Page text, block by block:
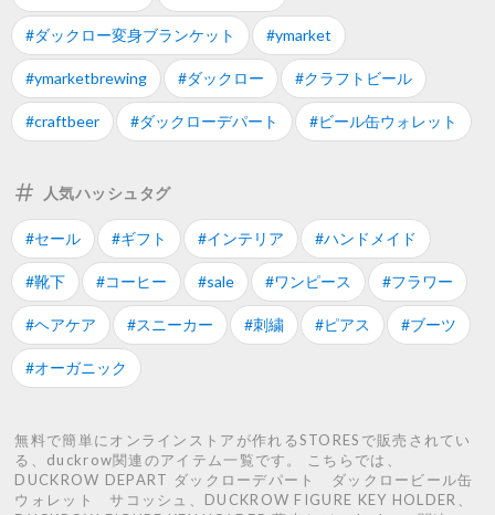
#ダックロー変身ブランケット #ymarket
#ymarketbrewing #ダックロー #クラフトビール
#craftbeer #ダックローデパート #ビール缶ウォレット
人気ハッシュタグ
#セール #ギフト #インテリア #ハンドメイド
#靴下 #コーヒー #sale #ワンピース #フラワー
#ヘアケア #スニーカー #刺繍 #ピアス #ブーツ
#オーガニック
無料で簡単にオンラインストアが作れるSTORESで販売されてい
る、duckrow関連のアイテム一覧です。 こちらでは、
DUCKROW DEPART ダックローデパート ダックロービール缶
ウォレット サコッシュ、DUCKROW FIGURE KEY HOLDER、